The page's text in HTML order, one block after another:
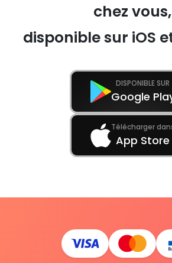
chez vous,
disponible sur iOS
DISPONIBLE SUR
Google
Télécharger
App Store